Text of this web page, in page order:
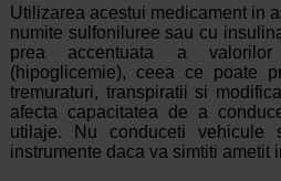
Utilizarea acestui medicament in
numite sulfoniluree sau cu
prea accentuata a
(hipoglicemie), ceea ce poate
tremuraturi, transpiratii si
afecta capacitatea de a
utilaje. Nu conduceti
instrumente daca va simtiti ametit